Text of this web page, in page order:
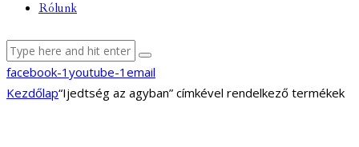
Rólunk
facebook-1 youtube-1 email
Kezdőlap“Ijedtség az agyban” címkével rendelkező termékek